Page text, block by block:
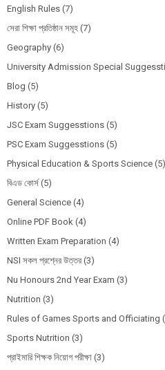
English Rules (7)
সেরা শিক্ষা প্রতিষ্ঠান সমূহ (7)
Geography (6)
University Admission Special
Blog (5)
History (5)
JSC Exam Suggesstions (5)
PSC Exam Suggesstions (5)
Physical Education & Sports Science (5)
বিএড কোর্স (5)
General Science (4)
Online PDF Book (4)
Written Exam Preparation (4)
NSI সকল প্রশ্নের উত্তর (3)
Nu Honours 2nd Year Exam (3)
Nutrition (3)
Rules of Games Sports and Officiating
Sports Nutrition (3)
প্রাইমারি শিক্ষক নিয়োগ পরীক্ষা (3)